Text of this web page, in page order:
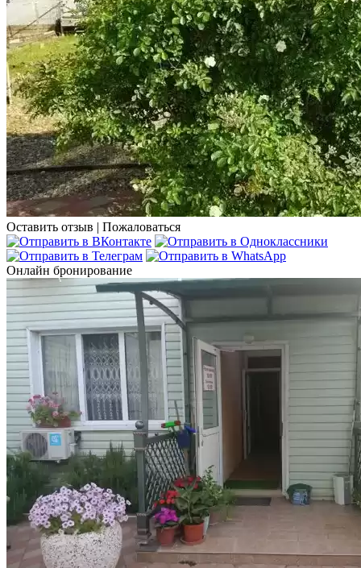
Оставить отзыв | Пожаловаться
Онлайн бронирование